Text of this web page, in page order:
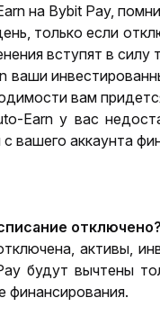
на Bybit Pay,
только если
вступят в
ваши
вам
Earn у вас
вашего аккаунта
отключено?
активы,
будут вычтены
финансирования.